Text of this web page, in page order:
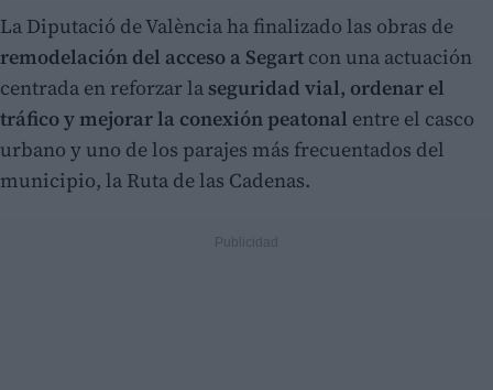
La Diputació de València ha finalizado las obras de
remodelación del acceso a Segart con una actuación
centrada en reforzar la seguridad vial, ordenar el
tráfico y mejorar la conexión peatonal entre el casco
urbano y uno de los parajes más frecuentados del
municipio, la Ruta de las Cadenas.